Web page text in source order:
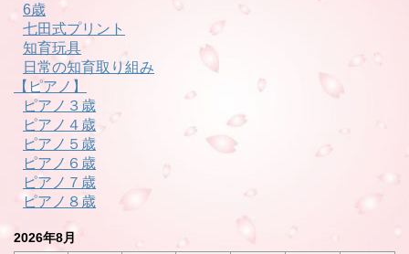
6歳
七田式プリント
知育玩具
日常の知育取り組み
【ピアノ】
ピアノ３歳
ピアノ４歳
ピアノ５歳
ピアノ６歳
ピアノ７歳
ピアノ８歳
2026年8月